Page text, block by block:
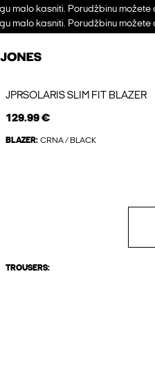
malo kasniti. Porudžbinu
malo kasniti. Porudžbinu
JPRSOLARIS SLIM FIT BLAZER
129.99 €
BLAZER: CRNA / BLACK
TROUSERS: